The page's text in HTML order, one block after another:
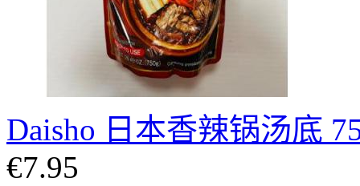
Daisho 日本香辣锅汤底
€7.95